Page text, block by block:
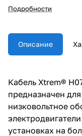
Подробности
Описание
Кабель Xtrem®
предназначен
низковольтное
установках на